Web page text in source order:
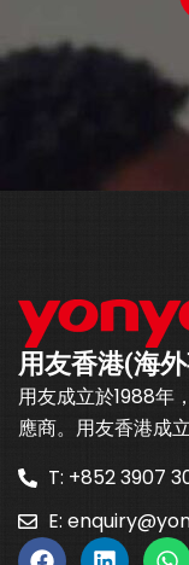
用友香港(海
用友成立於1988年
應商。用友香港成
T: +852 3907
E: